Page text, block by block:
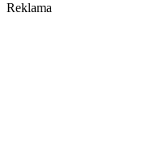
Reklama